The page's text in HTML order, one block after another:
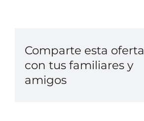
Comparte esta oferta
con tus familiares y
amigos